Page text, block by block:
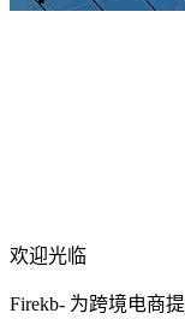
欢迎光临
Firekb- 为跨境电商